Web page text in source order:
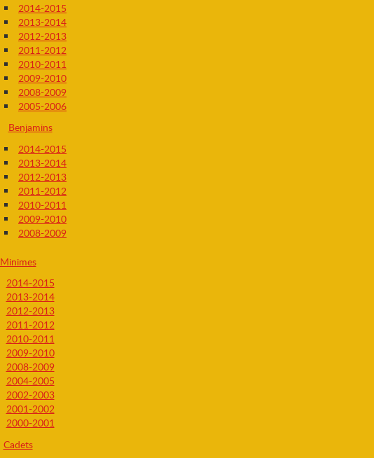
2014-2015
2013-2014
2012-2013
2011-2012
2010-2011
2009-2010
2008-2009
2005-2006
Benjamins
2014-2015
2013-2014
2012-2013
2011-2012
2010-2011
2009-2010
2008-2009
Minimes
2014-2015
2013-2014
2012-2013
2011-2012
2010-2011
2009-2010
2008-2009
2004-2005
2002-2003
2001-2002
2000-2001
Cadets